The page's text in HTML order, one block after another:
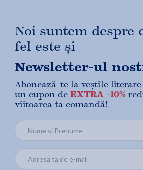
Noi suntem despre
fel este și
Newsletter-ul
Abonează-te la veștile
un cupon de EXTRA -10%
viitoarea ta comandă!